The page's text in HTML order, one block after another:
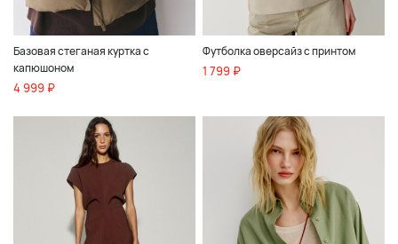
Базовая стеганая куртка c
капюшоном
4 999 ₽
Футболка оверсайз с принтом
1 799 ₽